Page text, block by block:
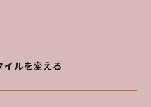
イルを変える